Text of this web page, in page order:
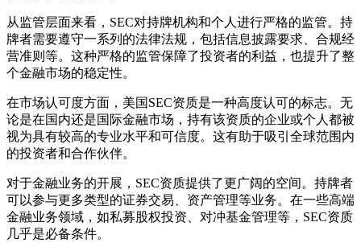
从监管层面来看，SEC对持牌机构和个人进行严格的监管。持
牌者需要遵守一系列的法律法规，包括信息披露要求、合规经
营准则等。这种严格的监管保障了投资者的利益，也提升了整
个金融市场的稳定性。
在市场认可度方面，美国SEC资质是一种高度认可的标志。无
论是在国内还是国际金融市场，持有该资质的企业或个人都被
视为具有较高的专业水平和可信度。这有助于吸引全球范围内
的投资者和合作伙伴。
对于金融业务的开展，SEC资质提供了更广阔的空间。持牌者
可以参与更多类型的证券交易、资产管理等业务。在一些高端
金融业务领域，如私募股权投资、对冲基金管理等，SEC资质
几乎是必备条件。